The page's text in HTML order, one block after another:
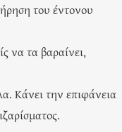
του έντονου
να τα βαραίνει,
Κάνει την επιφάνεια